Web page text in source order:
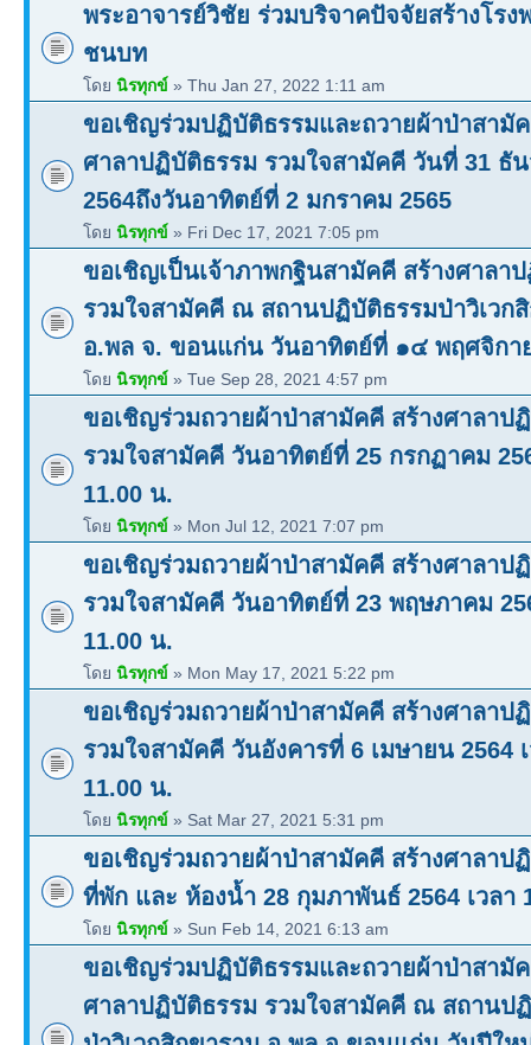
พระอาจารย์วิชัย ร่วมบริจาคปัจจัยสร้างโรง
ชนบท
โดย นิรทุกข์ » Thu Jan 27, 2022 1:11 am
ขอเชิญร่วมปฏิบัติธรรมและถวายผ้าป่าสามั
ศาลาปฏิบัติธรรม รวมใจสามัคคี วันที่ 31 ธั
2564ถึงวันอาทิตย์ที่ 2 มกราคม 2565
โดย นิรทุกข์ » Fri Dec 17, 2021 7:05 pm
ขอเชิญเป็นเจ้าภาพกฐินสามัคคี สร้างศาลา
รวมใจสามัคคี ณ สถานปฏิบัติธรรมป่าวิเวก
อ.พล จ. ขอนแก่น วันอาทิตย์ที่ ๑๔ พฤศจิก
โดย นิรทุกข์ » Tue Sep 28, 2021 4:57 pm
ขอเชิญร่วมถวายผ้าป่าสามัคคี สร้างศาลาป
รวมใจสามัคคี วันอาทิตย์ที่ 25 กรกฏาคม
11.00 น.
โดย นิรทุกข์ » Mon Jul 12, 2021 7:07 pm
ขอเชิญร่วมถวายผ้าป่าสามัคคี สร้างศาลาป
รวมใจสามัคคี วันอาทิตย์ที่ 23 พฤษภาคม
11.00 น.
โดย นิรทุกข์ » Mon May 17, 2021 5:22 pm
ขอเชิญร่วมถวายผ้าป่าสามัคคี สร้างศาลาป
รวมใจสามัคคี วันอังคารที่ 6 เมษายน 2564
11.00 น.
โดย นิรทุกข์ » Sat Mar 27, 2021 5:31 pm
ขอเชิญร่วมถวายผ้าป่าสามัคคี สร้างศาลาป
ที่พัก และ ห้องน้ำ 28 กุมภาพันธ์ 2564 เวลา
โดย นิรทุกข์ » Sun Feb 14, 2021 6:13 am
ขอเชิญร่วมปฏิบัติธรรมและถวายผ้าป่าสามั
ศาลาปฏิบัติธรรม รวมใจสามัคคี ณ สถานป